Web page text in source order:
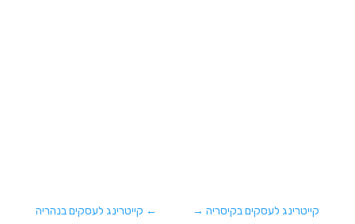
← קייטרינג לעסקים בנהריה קייטרינג לעסקים בקיסריה→